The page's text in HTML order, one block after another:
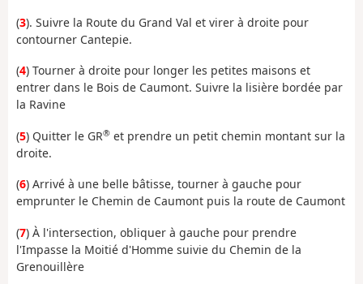
(3). Suivre la Route du Grand Val et virer à droite pour
contourner Cantepie.
(4) Tourner à droite pour longer les petites maisons et
entrer dans le Bois de Caumont. Suivre la lisière bordée par
la Ravine
(5) Quitter le GR® et prendre un petit chemin montant sur la
droite.
(6) Arrivé à une belle bâtisse, tourner à gauche pour
emprunter le Chemin de Caumont puis la route de Caumont
(7) À l'intersection, obliquer à gauche pour prendre
l'Impasse la Moitié d'Homme suivie du Chemin de la
Grenouillère